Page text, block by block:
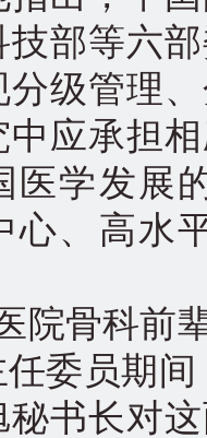
技部等六
分级管理
中应承担
医学发展
心、高水
院骨科前
委员期
秘书长对